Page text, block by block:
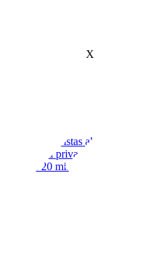
Vistas al mar
Piscina privada
Menos de 20 minutos de palma
X